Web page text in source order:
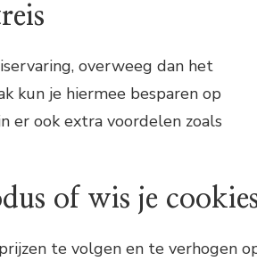
overweeg dan het
kun je hiermee besparen op
er ook extra voordelen zoals
of wis je
te volgen en te verhogen